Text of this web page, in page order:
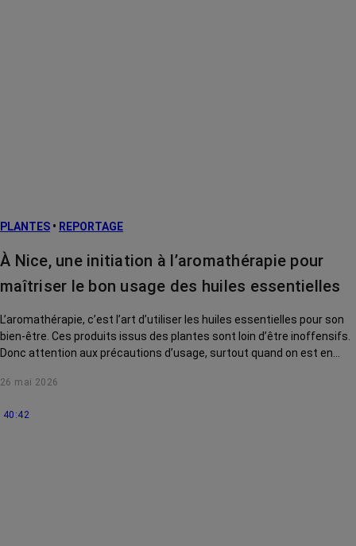
PLANTES • REPORTAGE
À Nice, une initiation à l’aromathérapie pour
maîtriser le bon usage des huiles essentielles
L’aromathérapie, c’est l’art d’utiliser les huiles essentielles pour son
bien-être. Ces produits issus des plantes sont loin d’être inoffensifs.
Donc attention aux précautions d’usage, surtout quand on est en
auprès d’une experte.
26 mai 2026
40:42